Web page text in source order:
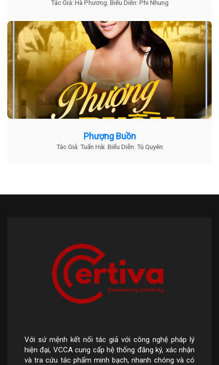
Tác Giả: Hà Phương. Biểu Diễn: Phi Nhung
Phượng Buồn
Tác Giả: Tuấn Hải. Biểu Diễn: Tú Quyên
Với sứ mệnh kết nối tác giả với công nghệ pháp lý
hiện đại, VCCA cung cấp hệ thống đăng ký, xác nhận
và tra cứu tác phẩm minh bạch, nhanh chóng và có